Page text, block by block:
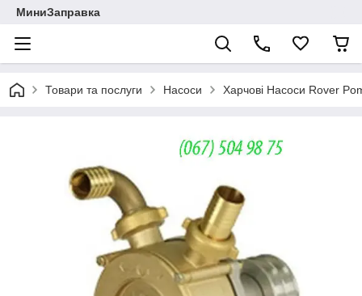
МиниЗаправка
Товари та послуги Насоси Харчові Насоси Rover